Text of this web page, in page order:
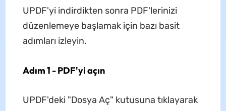
UPDF'yi indirdikten sonra PDF'lerinizi
düzenlemeye başlamak için bazı basit
adımları izleyin.
Adım 1 - PDF'yi açın
UPDF'deki "Dosya Aç" kutusuna tıklayarak